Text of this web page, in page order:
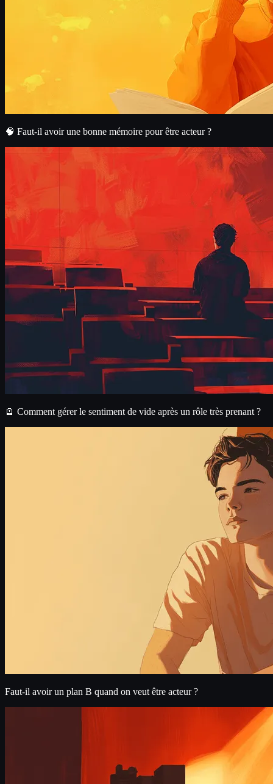
🧠 Faut-il avoir une bonne mémoire pour être acteur ?
🪫 Comment gérer le sentiment de vide après un rôle très prenant ?
Faut-il avoir un plan B quand on veut être acteur ?